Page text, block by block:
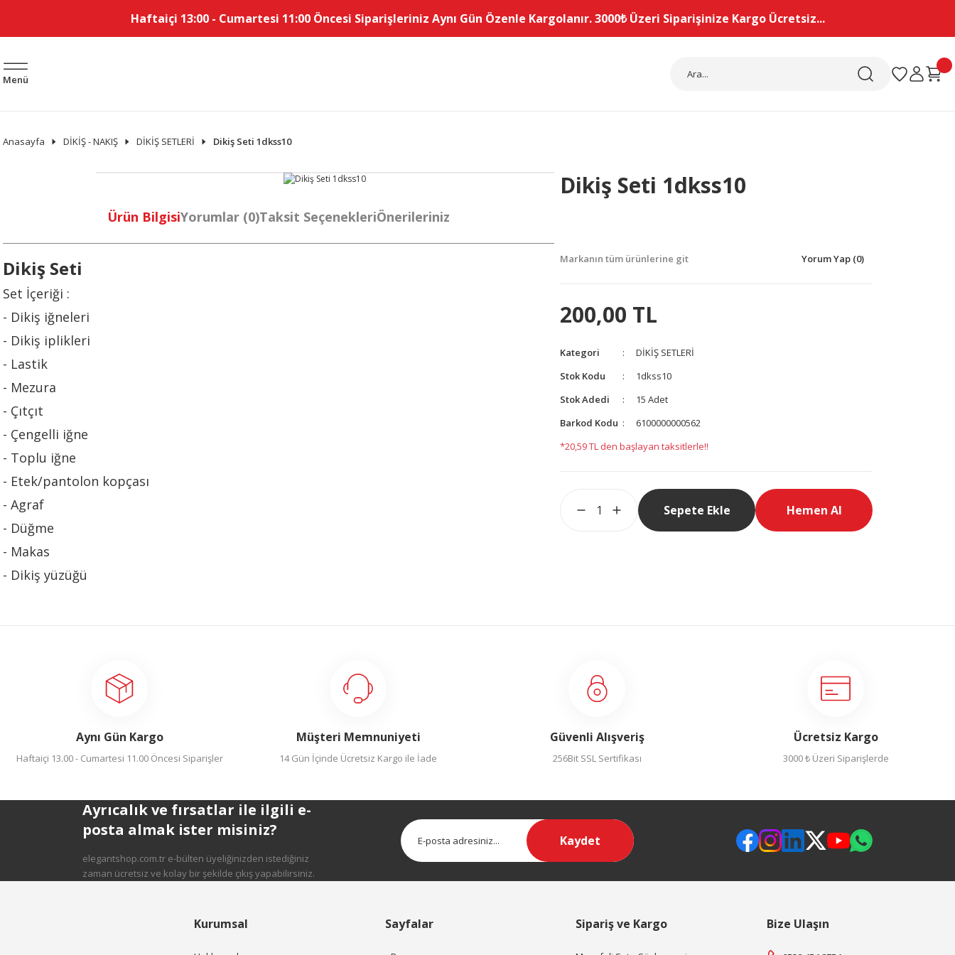
Haftaiçi 13:00 - Cumartesi 11:00 Öncesi Siparişleriniz Aynı Gün Özenle Kargolanır. 3000₺ Üzeri Siparişinize Kargo Ücretsiz...
Menü
Anasayfa DİKİŞ - NAKIŞ DİKİŞ SETLERİ Dikiş Seti 1dkss10
Ürün BilgisiYorumlar (0)Taksit SeçenekleriÖnerileriniz
Dikiş Seti
Set İçeriği :
- Dikiş iğneleri
- Dikiş iplikleri
- Lastik
- Mezura
- Çıtçıt
- Çengelli iğne
- Toplu iğne
- Etek/pantolon kopçası
- Agraf
- Düğme
- Makas
- Dikiş yüzüğü
Ürün resmi kalitesiz, bozuk veya görüntülenemiyor.
Ürün açıklamasında eksik bilgiler bulunuyor.
Gönder
Dikiş Seti 1dkss10
Markanın tüm ürünlerine git Yorum Yap (0)
200,00 TL
Kategori
DİKİŞ SETLERİ
Stok Kodu
1dkss10
Stok Adedi
15 Adet
Barkod Kodu
6100000000562
*20,59 TL den başlayan taksitlerle!!
Sepete Ekle Hemen Al
Aynı Gün Kargo
Haftaiçi 13.00 - Cumartesi 11.00 Öncesi Siparişler
Müşteri Memnuniyeti
14 Gün İçinde Ücretsiz Kargo ile İade
Güvenli Alışveriş
256Bit SSL Sertifikası
Ücretsiz Kargo
3000 ₺ Üzeri Siparişlerde
Ayrıcalık ve fırsatlar ile ilgili e-
posta almak ister misiniz?
elegantshop.com.tr e-bülten üyeliğinizden istediğiniz
zaman ücretsiz ve kolay bir şekilde çıkış yapabilirsiniz.
Kaydet
Kurumsal Sayfalar Sipariş ve Kargo Bize Ulaşın